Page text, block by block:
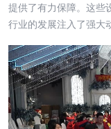
提供了有力保障。这些
行业的发展注入了强大